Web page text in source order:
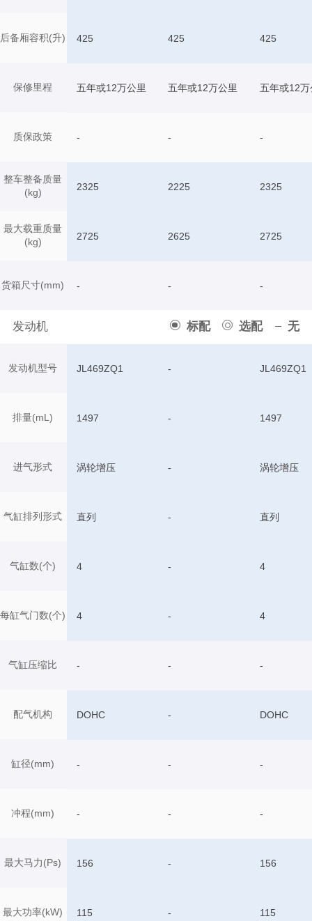
后备厢容积(升)
保修里程
质保政策
整车整备质量
(kg)
最大载重质量
(kg)
货箱尺寸(mm)
发动机 标配 选配 无
发动机型号
排量(mL)
进气形式
气缸排列形式
气缸数(个)
每缸气门数(个)
气缸压缩比
配气机构
缸径(mm)
冲程(mm)
最大马力(Ps)
最大功率(kW)
425 425 425
五年或12万公里 五年或12万公里 五年或12万
- - -
2325 2225 2325
2725 2625 2725
- - -
JL469ZQ1 - JL469ZQ1
1497 - 1497
涡轮增压 - 涡轮增压
直列 - 直列
4 - 4
4 - 4
- - -
DOHC - DOHC
- - -
- - -
156 - 156
115 - 115